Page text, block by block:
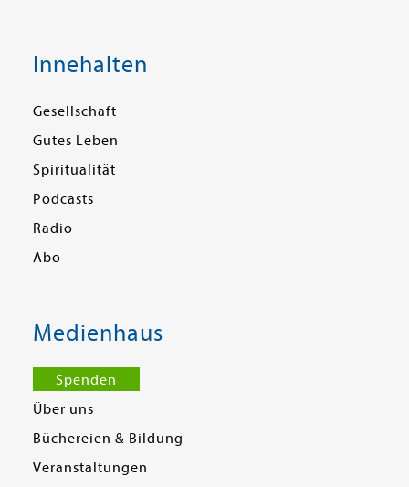
Innehalten
Gesellschaft
Gutes Leben
Spiritualität
Podcasts
Radio
Abo
Medienhaus
Spenden
Über uns
Büchereien & Bildung
Veranstaltungen